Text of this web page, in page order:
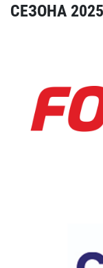
СЕЗОНА